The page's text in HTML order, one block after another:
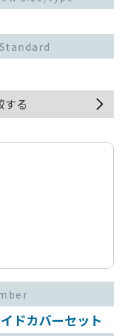
する
ドカバーセット